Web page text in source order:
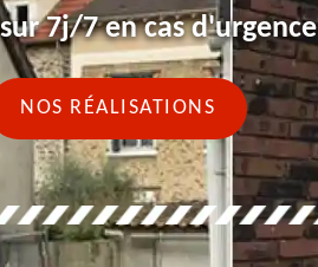
7j/7 en cas d'urgence
NOS RÉALISATIONS